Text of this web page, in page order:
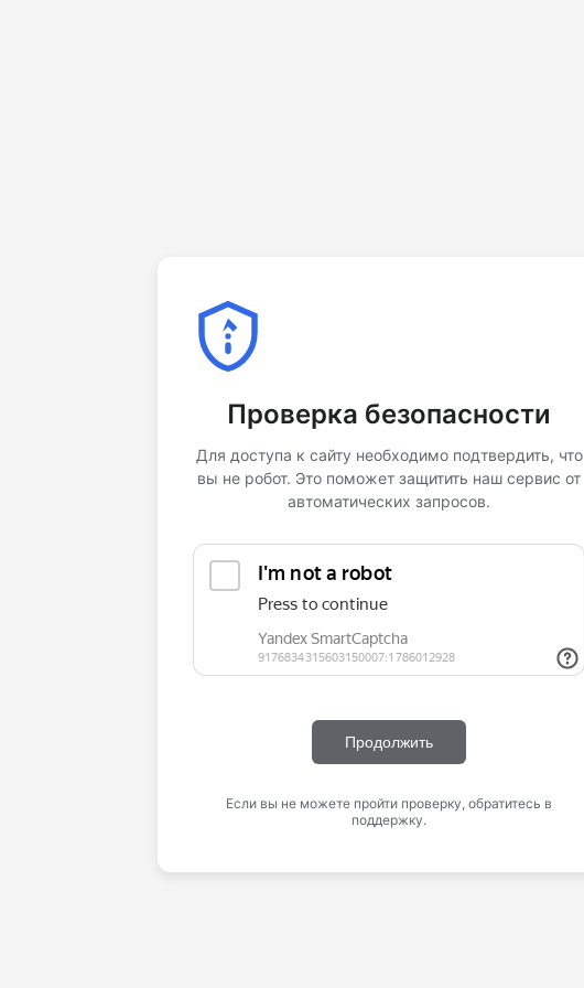
Проверка безопасности
Для доступа к сайту необходимо подтвердить, что
вы не робот. Это поможет защитить наш сервис от
автоматических запросов.
Продолжить
Если вы не можете пройти проверку, обратитесь в
поддержку.